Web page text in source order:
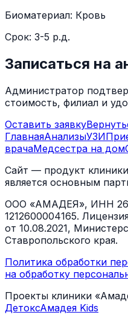
Биоматериал: Кровь
Срок: 3-5 р.д.
Записаться на
Администратор
стоимость, филиал и
Оставить заявку
ГлавнаяАнализыУЗИ
врачаМедсестра на дом
Сайт — продукт
является основным
ООО «АМАДЕЯ», ИНН
1212600004165.
от 10.08.2021,
Ставропольского края.
Политика обработки
на обработку
Проекты клиники
ДетоксАмадея Kids